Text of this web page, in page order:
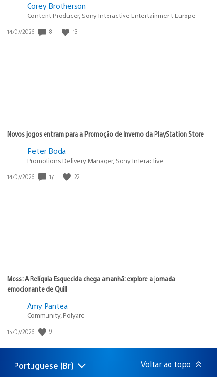
Corey Brotherson
Content Producer, Sony Interactive Entertainment Europe
Data
14/07/2026 8 13
Novos jogos entram para a Promoção de Inverno da PlayStation Store
Peter Boda
Promotions Delivery Manager, Sony Interactive
Data
14/07/2026 17 22
Moss: A Relíquia Esquecida chega amanhã: explore a jornada
emocionante de Quill
Amy Pantea
Community, Polyarc
Data
publicação:
15/07/2026 9
Selecione
Região
Portuguese (Br) Voltar ao topo